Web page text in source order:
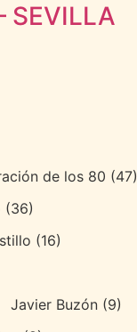
SEVILLA
de los 80 (47)
(36)
(16)
Javier Buzón (9)